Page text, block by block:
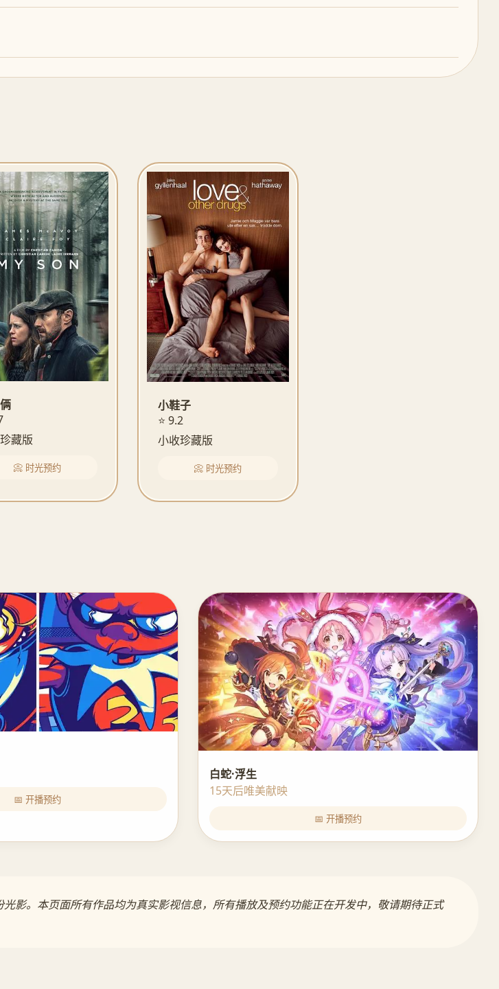
藏版
📀 时光预约
小鞋子
⭐ 9.2
小收珍藏版
📀 时光预约
📅 开播预约
白蛇·浮生
15天后唯美献映
📅 开播预约
影。本页面所有作品均为真实影视信息，所有播放及预约功能正在开发中，敬请期待正式